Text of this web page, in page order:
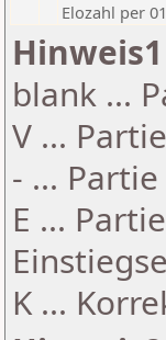
Elozahl per
Hinweis1
blank ...
V ...
- ...
E ...
K ...